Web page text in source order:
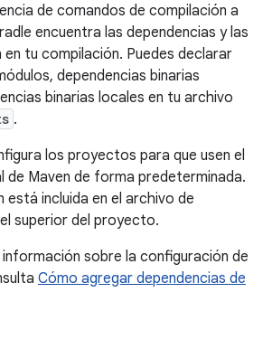
de comandos de compilación a
encuentra las dependencias y las
tu compilación. Puedes declarar
dependencias binarias
binarias locales en tu archivo
.
los proyectos para que usen el
Maven de forma predeterminada.
está incluida en el archivo de
superior del proyecto.
sobre la configuración de
Cómo agregar dependencias de